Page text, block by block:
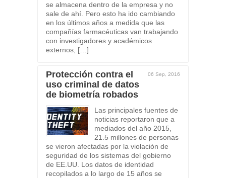
se almacena dentro de la empresa y no
sale de ahí. Pero esto ha ido cambiando
en los últimos años a medida que las
compañías farmacéuticas van trabajando
con investigadores y académicos
externos, […]
06 Sep, 2016
Protección contra el
uso criminal de datos
de biometría robados
Las principales fuentes de
noticias reportaron que a
mediados del año 2015,
21.5 millones de personas
se vieron afectadas por la violación de
seguridad de los sistemas del gobierno
de EE.UU. Los datos de identidad
recopilados a lo largo de 15 años se